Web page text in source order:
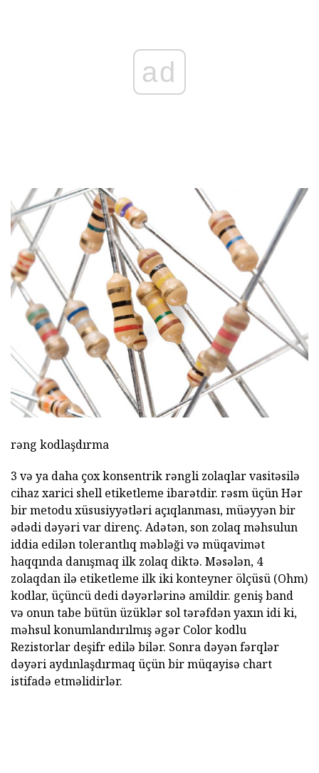
ad
rəng kodlaşdırma
3 və ya daha çox konsentrik rəngli zolaqlar vasitəsilə
cihaz xarici shell etiketleme ibarətdir. rəsm üçün Hər
bir metodu xüsusiyyətləri açıqlanması, müəyyən bir
ədədi dəyəri var direnç. Adətən, son zolaq məhsulun
iddia edilən tolerantlıq məbləği və müqavimət
haqqında danışmaq ilk zolaq diktə. Məsələn, 4
zolaqdan ilə etiketleme ilk iki konteyner ölçüsü (Ohm)
kodlar, üçüncü dedi dəyərlərinə amildir. geniş band
və onun tabe bütün üzüklər sol tərəfdən yaxın idi ki,
məhsul konumlandırılmış əgər Color kodlu
Rezistorlar deşifr edilə bilər. Sonra dəyən fərqlər
dəyəri aydınlaşdırmaq üçün bir müqayisə chart
istifadə etməlidirlər.